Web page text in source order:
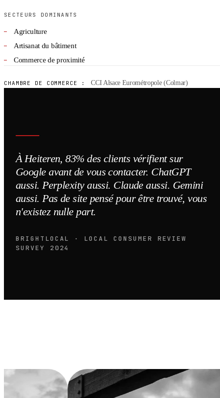
SECTEURS DOMINANTS
Agriculture
Artisanat du bâtiment
Commerce de proximité
CHAMBRE DE COMMERCE : CCI Alsace Eurométropole (Colmar)
À Heiteren, 83% des clients vérifient sur
Google avant de vous contacter. ChatGPT
aussi. Perplexity aussi. Claude aussi. Gemini
aussi. Pas de site pensé pour être trouvé, vous
n'existez nulle part.
BRIGHTLOCAL · LOCAL CONSUMER REVIEW
SURVEY 2024